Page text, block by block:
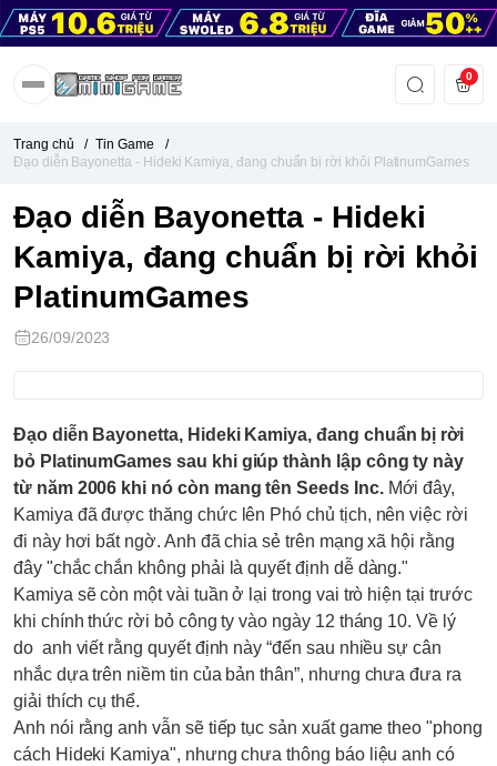
0
Trang chủ / Tin Game
/
Đạo diễn Bayonetta - Hideki Kamiya, đang chuẩn bị rời khỏi PlatinumGames
Đạo diễn Bayonetta - Hideki
Kamiya, đang chuẩn bị rời khỏi
PlatinumGames
26/09/2023
Đạo diễn Bayonetta, Hideki Kamiya, đang chuẩn bị rời
bỏ PlatinumGames sau khi giúp thành lập công ty này
từ năm 2006 khi nó còn mang tên Seeds Inc.Mới đây,
Kamiya đã được thăng chức lên Phó chủ tịch, nên việc rời
đi này hơi bất ngờ. Anh đã chia sẻ trên mạng xã hội rằng
đây "chắc chắn không phải là quyết định dễ dàng."
Kamiya sẽ còn một vài tuần ở lại trong vai trò hiện tại trước
khi chính thức rời bỏ công ty vào ngày 12 tháng 10. Về lý
do anh viết rằng quyết định này “đến sau nhiều sự cân
nhắc dựa trên niềm tin của bản thân”, nhưng chưa đưa ra
giải thích cụ thể.
Anh nói rằng anh vẫn sẽ tiếp tục sản xuất game theo "phong
cách Hideki Kamiya", nhưng chưa thông báo liệu anh có